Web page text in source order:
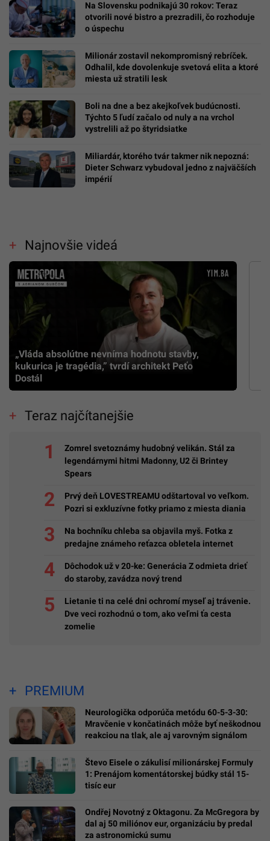
Na Slovensku podnikajú 30 rokov: Teraz
otvorili nové bistro a prezradili, čo rozhoduje
o úspechu
Milionár zostavil nekompromisný rebríček.
Odhalil, kde dovolenkuje svetová elita a ktoré
miesta už stratili lesk
Boli na dne a bez akejkoľvek budúcnosti.
Týchto 5 ľudí začalo od nuly a na vrchol
vystrelili až po štyridsiatke
Miliardár, ktorého tvár takmer nik nepozná:
Dieter Schwarz vybudoval jedno z najväčších
impérií
Najnovšie videá
„Vláda absolútne nevníma hodnotu stavby,
kukurica je tragédia,” tvrdí architekt Peťo
Dostál
Teraz najčítanejšie
Zomrel svetoznámy hudobný velikán. Stál za
legendárnymi hitmi Madonny, U2 či Brintey
Spears
Prvý deň LOVESTREAMU odštartoval vo veľkom.
Pozri si exkluzívne fotky priamo z miesta diania
Na bochníku chleba sa objavila myš. Fotka z
predajne známeho reťazca obletela internet
Dôchodok už v 20-ke: Generácia Z odmieta drieť
do staroby, zavádza nový trend
Lietanie ti na celé dni ochromí myseľ aj trávenie.
Dve veci rozhodnú o tom, ako veľmi ťa cesta
zomelie
PREMIUM
Neurologička odporúča metódu 60-5-3-30:
Mravčenie v končatinách môže byť neškodnou
reakciou na tlak, ale aj varovným signálom
Števo Eisele o zákulisí milionárskej Formuly
1: Prenájom komentátorskej búdky stál 15-
tisíc eur
Ondřej Novotný z Oktagonu. Za McGregora by
dal aj 50 miliónov eur, organizáciu by predal
za astronomickú sumu